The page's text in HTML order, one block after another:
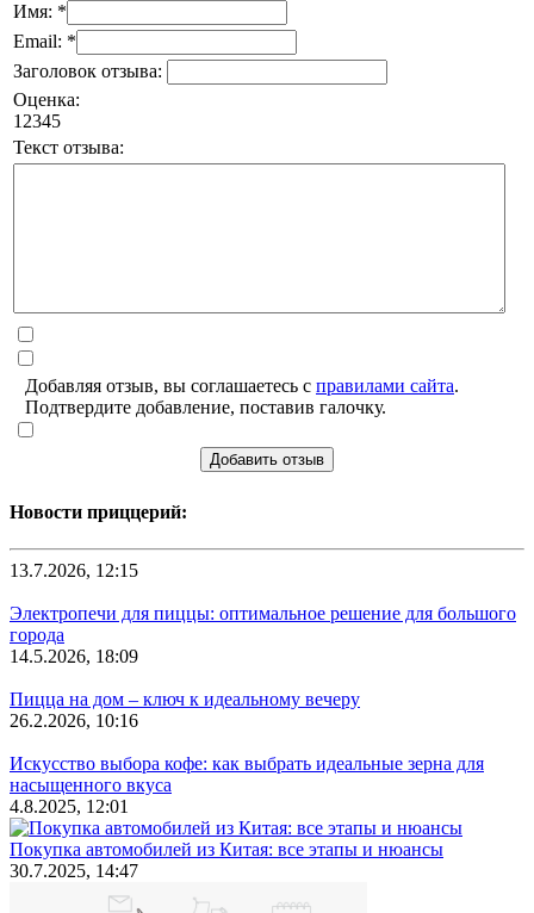
Имя: *
Email: *
Заголовок отзыва:
Оценка:
1 2345
Текст отзыва:
Добавляя отзыв, вы соглашаетесь с правилами сайта.
Подтвердите добавление, поставив галочку.
Добавить отзыв
Новости приццерий:
13.7.2026, 12:15
Электропечи для пиццы: оптимальное решение для большого
города
14.5.2026, 18:09
Пицца на дом – ключ к идеальному вечеру
26.2.2026, 10:16
Искусство выбора кофе: как выбрать идеальные зерна для
насыщенного вкуса
4.8.2025, 12:01
Покупка автомобилей из Китая: все этапы и нюансы
30.7.2025, 14:47